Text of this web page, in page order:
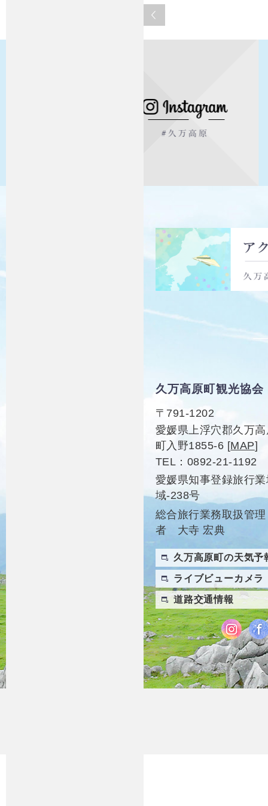
久万高原町観光協会
〒791-1202
愛媛県上浮穴郡久万
町入野1855-6 [MAP]
TEL
0892-21-1192
愛媛県知事登録旅行
域-238号
総合旅行業務取扱管理
者 大寺 宏典
久万高原町の天気予
ライブビューカメラ
道路交通情報